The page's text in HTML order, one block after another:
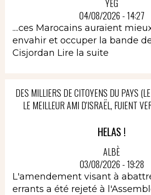
YEG
04/08/2026 - 14:27
....ces Marocains auraient
envahir et occuper la bande
Cisjordan Lire la suite
DES MILLIERS DE CITOYENS DU PAYS
LE MEILLEUR AMI D'ISRAËL, FUIENT
HELAS !
ALBÈ
03/08/2026 - 19:28
L'amendement visant à
errants a été rejeté à